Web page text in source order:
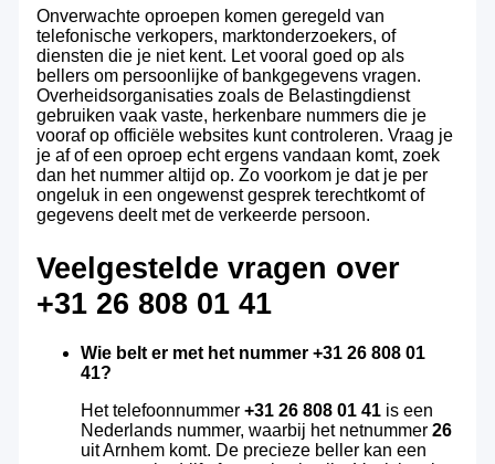
Onverwachte oproepen komen geregeld van
telefonische verkopers, marktonderzoekers, of
diensten die je niet kent. Let vooral goed op als
bellers om persoonlijke of bankgegevens vragen.
Overheidsorganisaties zoals de Belastingdienst
gebruiken vaak vaste, herkenbare nummers die je
vooraf op officiële websites kunt controleren. Vraag je
je af of een oproep echt ergens vandaan komt, zoek
dan het nummer altijd op. Zo voorkom je dat je per
ongeluk in een ongewenst gesprek terechtkomt of
gegevens deelt met de verkeerde persoon.
Veelgestelde vragen over
+31 26 808 01 41
Wie belt er met het nummer +31 26 808 01
41?
Het telefoonnummer +31 26 808 01 41is een
Nederlands nummer, waarbij het netnummer 26
uit Arnhem komt. De precieze beller kan een